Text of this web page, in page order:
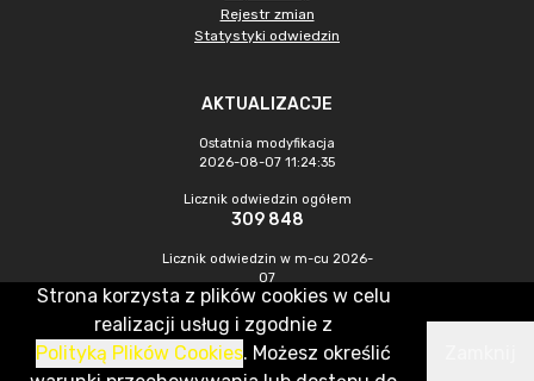
Rejestr zmian
Statystyki odwiedzin
AKTUALIZACJE
Ostatnia modyfikacja
2026-08-07 11:24:35
Licznik odwiedzin ogółem
309 848
Licznik odwiedzin w m-cu 2026-
07
546
CMS & Hosting: Nefeni Sp. z o.o.
Strona korzysta z plików cookies w celu
realizacji usług i zgodnie z
Polityką Plików Cookies. Możesz określić